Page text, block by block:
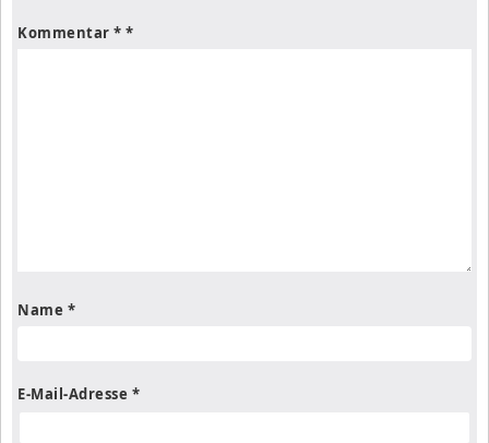
Kommentar *
Name *
E-Mail-Adresse *